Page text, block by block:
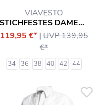
VIAVESTO
STICHFESTES DAMENHEMD SR. EANES
119,95 €* |UVP 139,95
€*
34 36 38 40 42 44